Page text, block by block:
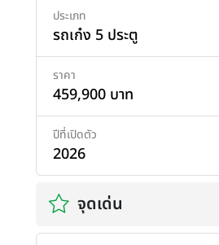
ประเภท
รถเก๋ง 5 ประตู
ราคา
459,900 บาท
ปีที่เปิดตัว
2026
จุดเด่น